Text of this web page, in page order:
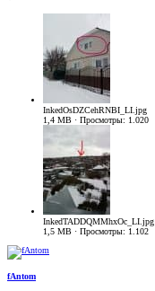
InkedOsDZCehRNBI_LI.jpg
1,4 MB · Просмотры: 1.020
InkedTADDQMMhxOc_LI.jpg
1,5 MB · Просмотры: 1.102
fAntom